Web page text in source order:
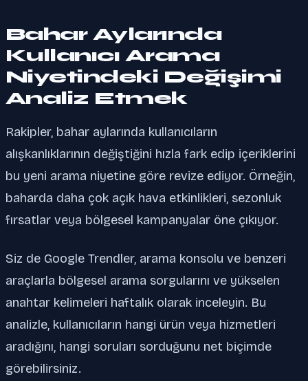
Bahar Aylarında
Kullanıcı Arama
Niyetindeki Değişimi
Analiz Etmek
Rakipler, bahar aylarında kullanıcıların
alışkanlıklarının değiştiğini hızla fark edip içeriklerini
bu yeni arama niyetine göre revize ediyor. Örneğin,
baharda daha çok açık hava etkinlikleri, sezonluk
fırsatlar veya bölgesel kampanyalar öne çıkıyor.
Siz de Google Trendler, arama konsolu ve benzeri
araçlarla bölgesel arama sorgularını ve yükselen
anahtar kelimeleri haftalık olarak inceleyin. Bu
analizle, kullanıcıların hangi ürün veya hizmetleri
aradığını, hangi soruları sorduğunu net biçimde
görebilirsiniz.